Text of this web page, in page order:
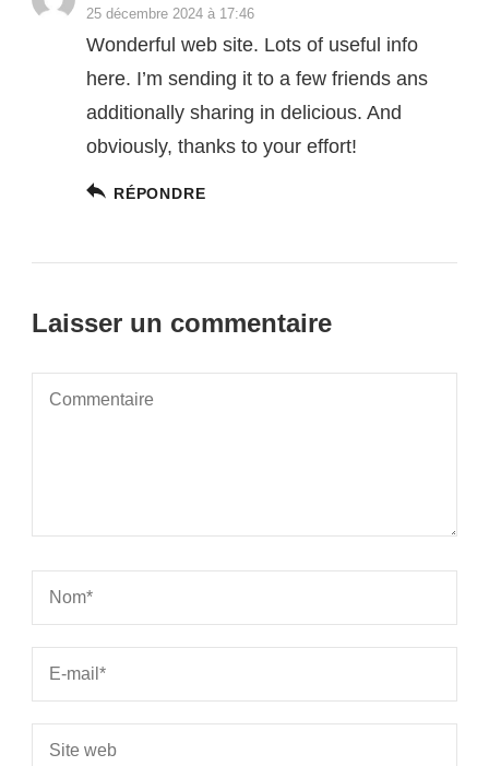
25 décembre 2024 à 17:46
Wonderful web site. Lots of useful info
here. I’m sending it to a few friends ans
additionally sharing in delicious. And
obviously, thanks to your effort!
RÉPONDRE
Laisser un commentaire